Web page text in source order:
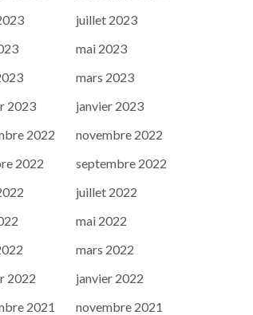
juillet 2023
mai 2023
mars 2023
2023
janvier 2023
2022
novembre 2022
2022
septembre 2022
juillet 2022
mai 2022
mars 2022
2022
janvier 2022
2021
novembre 2021